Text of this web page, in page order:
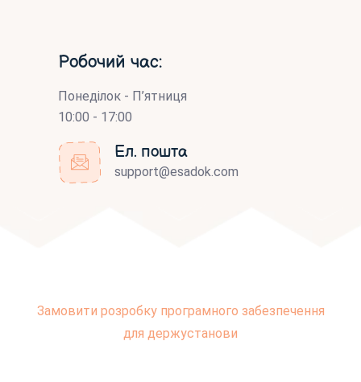
Робочий час:
Понеділок - П’ятниця
10:00 - 17:00
Ел. пошта
support@esadok.com
Замовити розробку програмного забезпечення
для держустанови